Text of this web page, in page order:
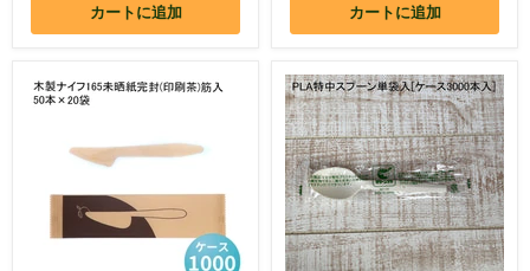
カートに追加 カートに追加